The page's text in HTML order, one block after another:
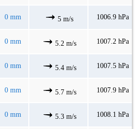
0 mm 5 m/s 1006.9 hPa
0 mm 5.2 m/s 1007.2 hPa
0 mm 5.4 m/s 1007.5 hPa
0 mm 5.7 m/s 1007.9 hPa
0 mm 5.3 m/s 1008.1 hPa